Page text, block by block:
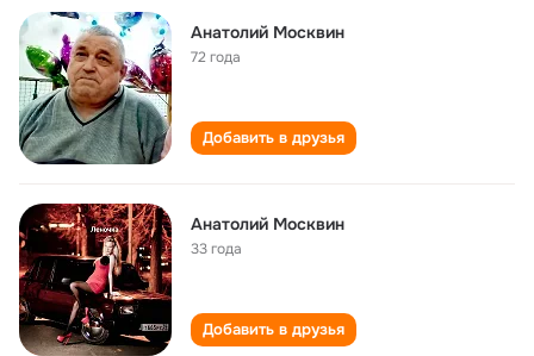
Анатолий Москвин
72 года
Добавить в друзья
Анатолий Москвин
33 года
Добавить в друзья